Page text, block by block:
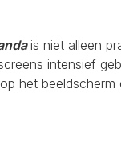
is niet alleen
intensief
het